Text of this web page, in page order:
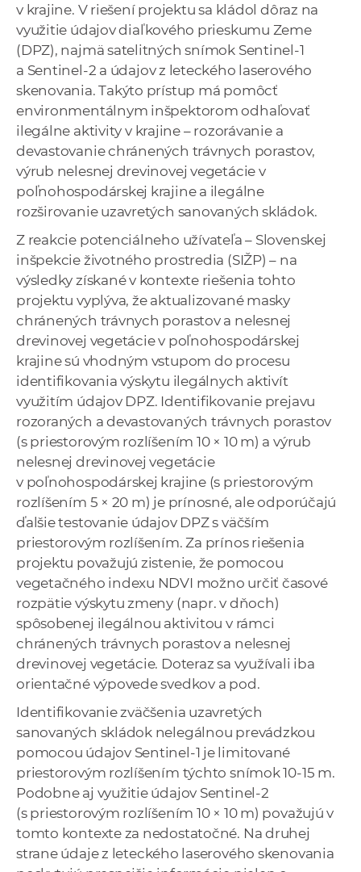
v krajine. V riešení projektu sa kládol dôraz na
využitie údajov diaľkového prieskumu Zeme
(DPZ), najmä satelitných snímok Sentinel-1
a Sentinel-2 a údajov z leteckého laserového
skenovania. Takýto prístup má pomôcť
environmentálnym inšpektorom odhaľovať
ilegálne aktivity v krajine – rozorávanie a
devastovanie chránených trávnych porastov,
výrub nelesnej drevinovej vegetácie v
poľnohospodárskej krajine a ilegálne
rozširovanie uzavretých sanovaných skládok.
Z reakcie potenciálneho užívateľa – Slovenskej
inšpekcie životného prostredia (SIŽP) – na
výsledky získané v kontexte riešenia tohto
projektu vyplýva, že aktualizované masky
chránených trávnych porastov a nelesnej
drevinovej vegetácie v poľnohospodárskej
krajine sú vhodným vstupom do procesu
identifikovania výskytu ilegálnych aktivít
využitím údajov DPZ. Identifikovanie prejavu
rozoraných a devastovaných trávnych porastov
(s priestorovým rozlíšením 10 × 10 m) a výrub
nelesnej drevinovej vegetácie
v poľnohospodárskej krajine (s priestorovým
rozlíšením 5 × 20 m) je prínosné, ale odporúčajú
ďalšie testovanie údajov DPZ s väčším
priestorovým rozlíšením. Za prínos riešenia
projektu považujú zistenie, že pomocou
vegetačného indexu NDVI možno určiť časové
rozpätie výskytu zmeny (napr. v dňoch)
spôsobenej ilegálnou aktivitou v rámci
chránených trávnych porastov a nelesnej
drevinovej vegetácie. Doteraz sa využívali iba
orientačné výpovede svedkov a pod.
Identifikovanie zväčšenia uzavretých
sanovaných skládok nelegálnou prevádzkou
pomocou údajov Sentinel-1 je limitované
priestorovým rozlíšením týchto snímok 10-15 m.
Podobne aj využitie údajov Sentinel-2
(s priestorovým rozlíšením 10 × 10 m) považujú v
tomto kontexte za nedostatočné. Na druhej
strane údaje z leteckého laserového skenovania